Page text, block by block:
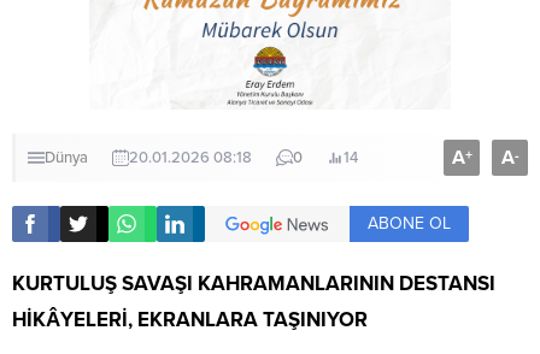
Dünya 20.01.2026 08:18 0 14 A+ A-
ABONE OL
KURTULUŞ SAVAŞI KAHRAMANLARININ DESTANSI
HİKÂYELERİ, EKRANLARA TAŞINIYOR